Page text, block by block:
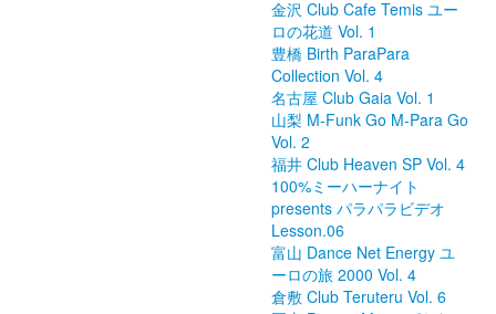
金沢 Club Cafe Temis ユー
ロの花道 Vol. 1
豊橋 Birth ParaPara
Collection Vol. 4
名古屋 Club Gaia Vol. 1
山梨 M-Funk Go M-Para Go
Vol. 2
福井 Club Heaven SP Vol. 4
100%ミーハーナイト
presents パラパラビデオ
Lesson.06
富山 Dance Net Energy ユ
ーロの旅 2000 Vol. 4
倉敷 Club Teruteru Vol. 6